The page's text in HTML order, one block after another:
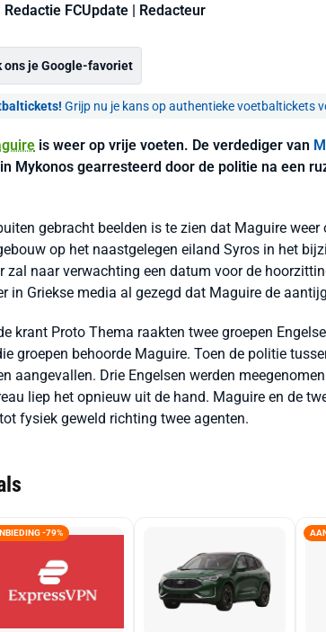
Redactie FCUpdate | Redacteur
ons je Google-favoriet
Grijp nu je kans op authentieke voetbaltickets
is weer op vrije voeten. De verdediger van
Mykonos gearresteerd door de politie na een
gebracht beelden is te zien dat Maguire
op het naastgelegen eiland Syros in het
zal naar verwachting een datum voor de
in Griekse media al gezegd dat Maguire de
krant Proto Thema raakten twee groepen
groepen behoorde Maguire. Toen de politie
aangevallen. Drie Engelsen werden
liep het opnieuw uit de hand. Maguire en de
fysiek geweld richting twee agenten.
-79%